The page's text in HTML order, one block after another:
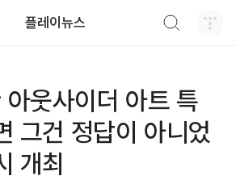
플레이뉴스
아웃사이더 아트 특
그건 정답이 아니었
개최